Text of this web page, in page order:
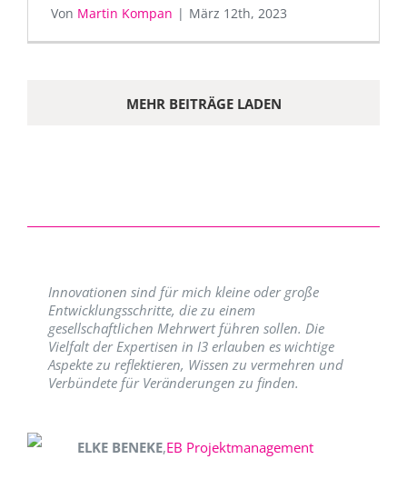
Von Martin Kompan | März 12th, 2023
MEHR BEITRÄGE LADEN
Innovationen sind für mich kleine oder große
Entwicklungsschritte, die zu einem
gesellschaftlichen Mehrwert führen sollen. Die
Vielfalt der Expertisen in I3 erlauben es wichtige
Aspekte zu reflektieren, Wissen zu vermehren und
Verbündete für Veränderungen zu finden.
ELKE BENEKE,EB Projektmanagement